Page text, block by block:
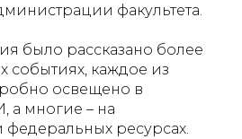
факультета.
было рассказано более
событиях, каждое из
освещено в
а многие – на
федеральных ресурсах.